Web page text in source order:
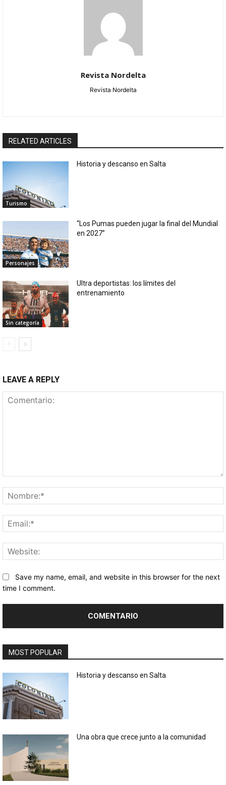
Revista Nordelta
Revista Nordelta
RELATED ARTICLES
Turismo
Historia y descanso en Salta
Personajes
“Los Pumas pueden jugar la final del Mundial
en 2027”
Sin categoría
Ultra deportistas: los límites del
entrenamiento
LEAVE A REPLY
Save my name, email, and website in this browser for the next
time I comment.
MOST POPULAR
Historia y descanso en Salta
Una obra que crece junto a la comunidad